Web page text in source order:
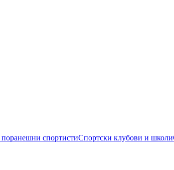
спортистиСпортски клубови и школи